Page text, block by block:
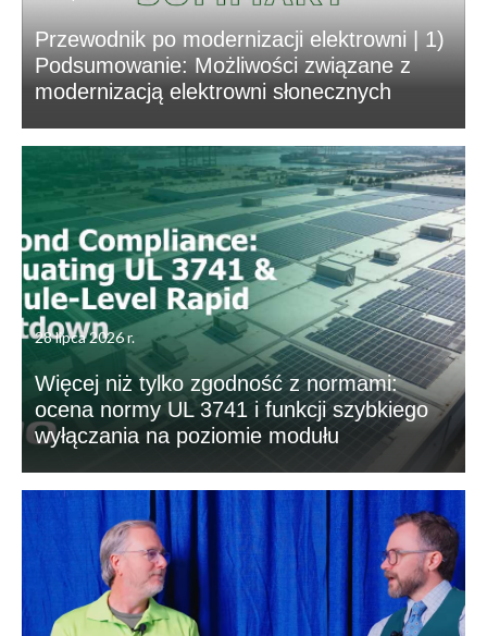
Przewodnik po modernizacji elektrowni | 1)
Podsumowanie: Możliwości związane z
modernizacją elektrowni słonecznych
28 lipca 2026 r.
Więcej niż tylko zgodność z normami:
ocena normy UL 3741 i funkcji szybkiego
wyłączania na poziomie modułu